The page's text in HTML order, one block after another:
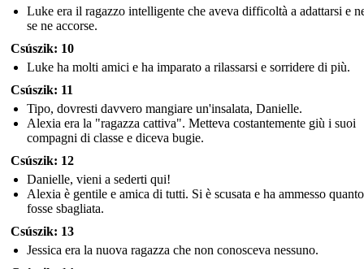
Luke era il ragazzo intelligente che aveva difficoltà a adattarsi e
se ne accorse.
Csúszik: 10
Luke ha molti amici e ha imparato a rilassarsi e sorridere di più.
Csúszik: 11
Tipo, dovresti davvero mangiare un'insalata, Danielle.
Alexia era la "ragazza cattiva". Metteva costantemente giù i suoi
compagni di classe e diceva bugie.
Csúszik: 12
Danielle, vieni a sederti qui!
Alexia è gentile e amica di tutti. Si è scusata e ha ammesso
fosse sbagliata.
Csúszik: 13
Jessica era la nuova ragazza che non conosceva nessuno.